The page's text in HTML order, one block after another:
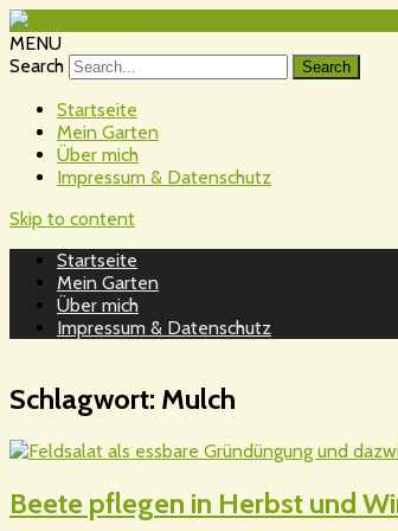
MENU
Search
Startseite
Mein Garten
Über mich
Impressum & Datenschutz
Skip to content
Startseite
Mein Garten
Über mich
Impressum & Datenschutz
Schlagwort: Mulch
Beete pflegen in Herbst und